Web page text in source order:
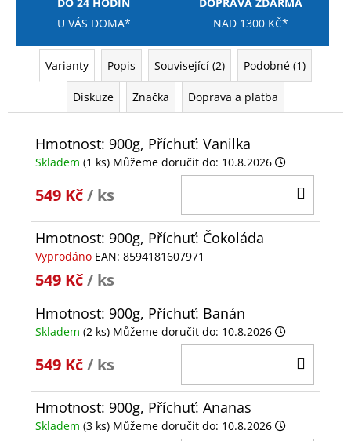
U VÁS DOMA*
NAD 1300 KČ*
Varianty Popis Související (2) Podobné (1)
Diskuze Značka Doprava a platba
Hmotnost: 900g, Příchuť: Vanilka
Skladem (1 ks) Můžeme doručit do: 10.8.2026
549 Kč/ ks
Hmotnost: 900g, Příchuť: Čokoláda
Vyprodáno EAN: 8594181607971
549 Kč/ ks
Hmotnost: 900g, Příchuť: Banán
Skladem (2 ks) Můžeme doručit do: 10.8.2026
549 Kč/ ks
Hmotnost: 900g, Příchuť: Ananas
Skladem (3 ks) Můžeme doručit do: 10.8.2026